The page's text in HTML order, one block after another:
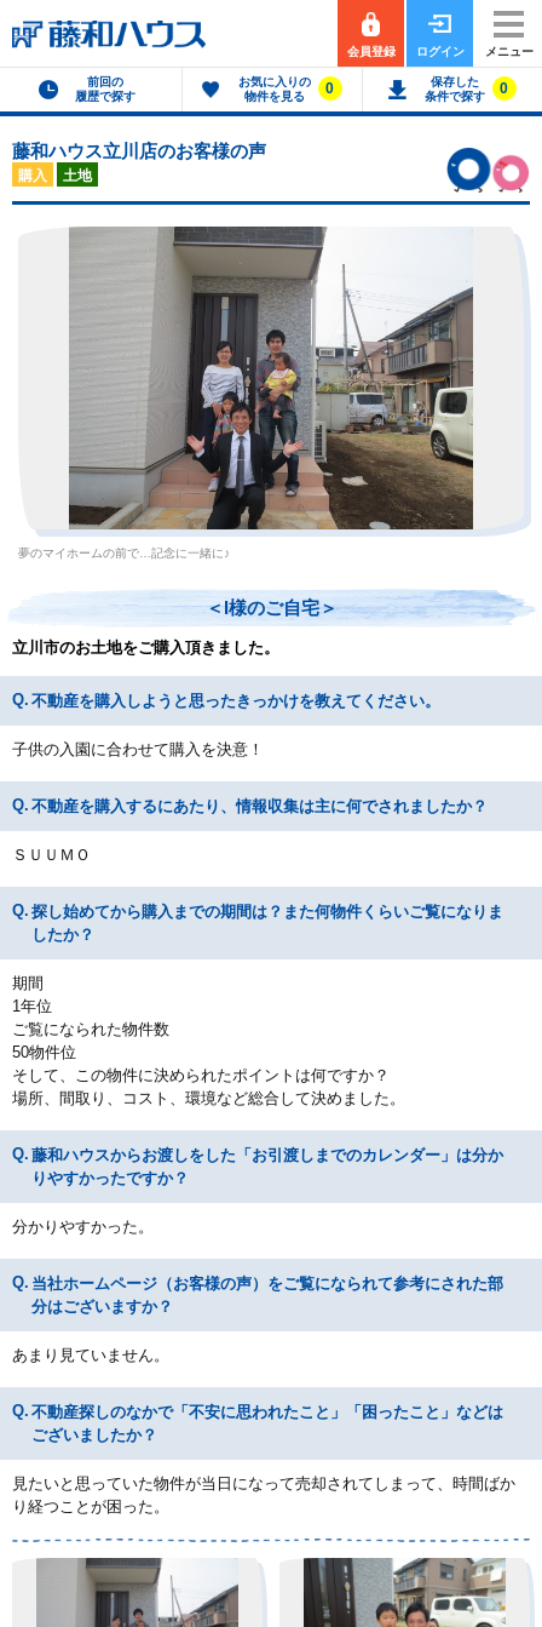
会員登録 ログイン メニュー
前回の
履歴で探す
お気に入りの
物件を見る
0
保存した
条件で探す
0
藤和ハウス立川店のお客様の声
購入 土地
夢のマイホームの前で…記念に一緒に♪
＜I様のご自宅＞
立川市のお土地をご購入頂きました。
不動産を購入しようと思ったきっかけを教えてください。
子供の入園に合わせて購入を決意！
不動産を購入するにあたり、情報収集は主に何でされましたか？
ＳＵＵＭＯ
探し始めてから購入までの期間は？また何物件くらいご覧になりま
したか？
期間
1年位
ご覧になられた物件数
50物件位
そして、この物件に決められたポイントは何ですか？
場所、間取り、コスト、環境など総合して決めました。
藤和ハウスからお渡しをした「お引渡しまでのカレンダー」は分か
りやすかったですか？
分かりやすかった。
当社ホームページ（お客様の声）をご覧になられて参考にされた部
分はございますか？
あまり見ていません。
不動産探しのなかで「不安に思われたこと」「困ったこと」などは
ございましたか？
見たいと思っていた物件が当日になって売却されてしまって、時間ばか
り経つことが困った。